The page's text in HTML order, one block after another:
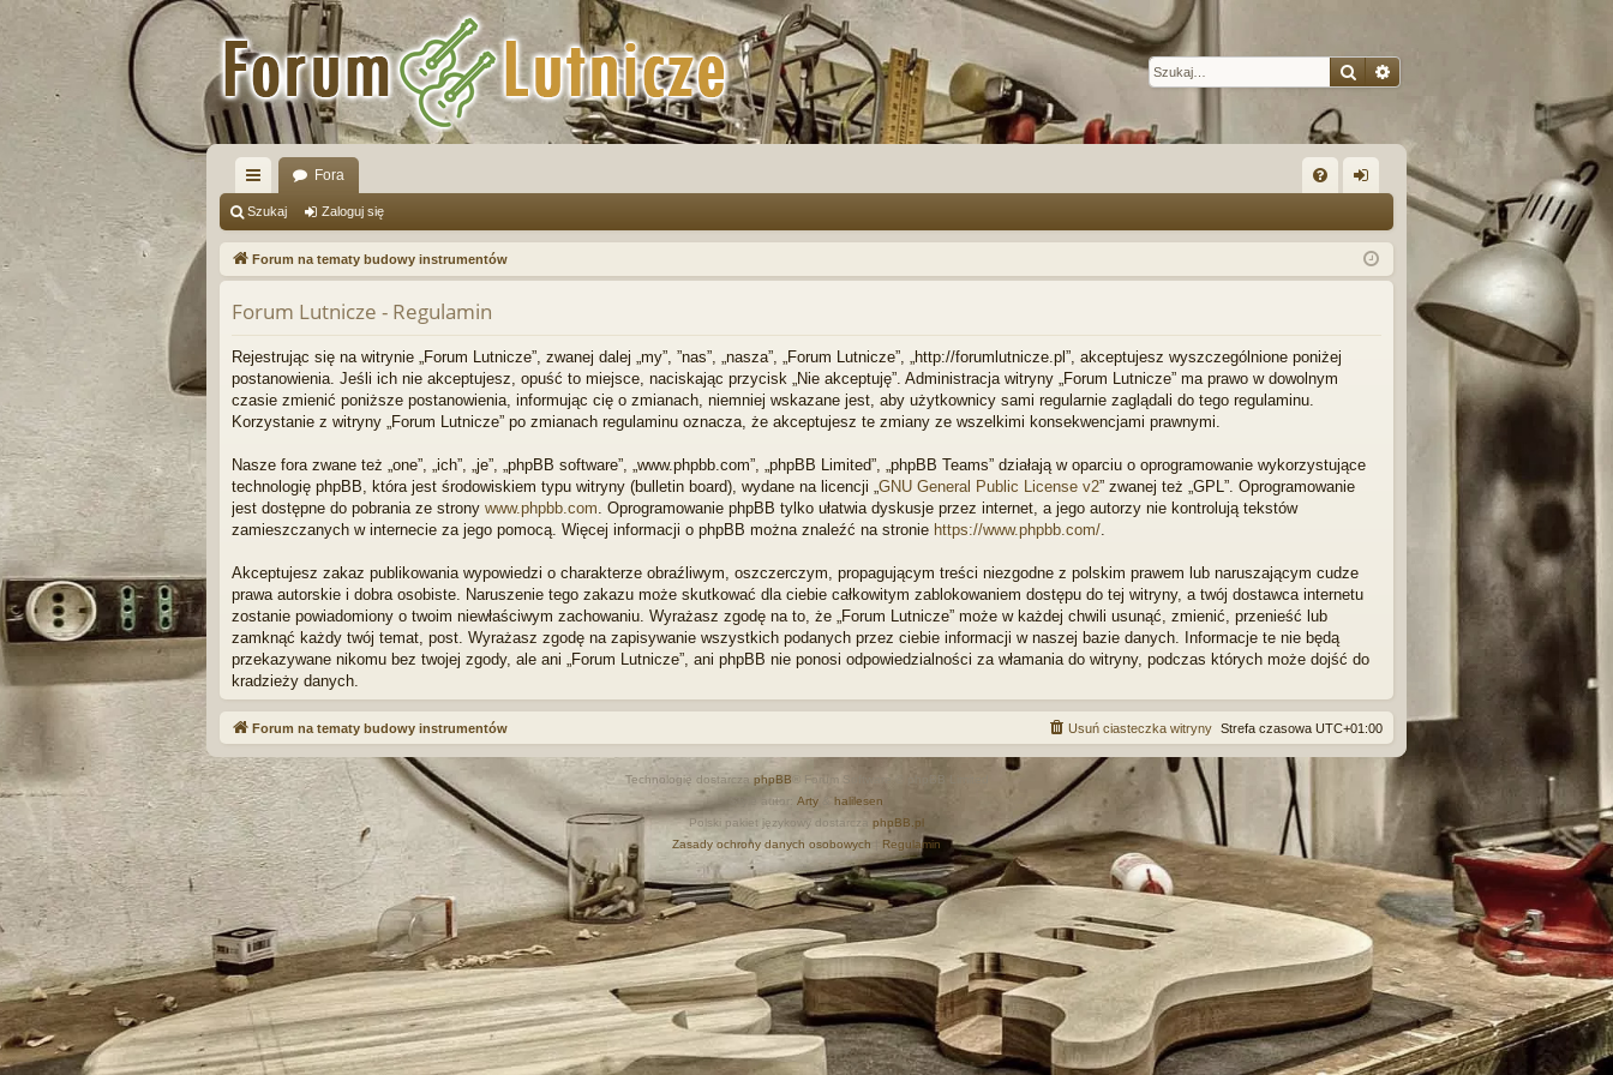
SzukajWyszukiwanie
W
ię
ce
j
…
Fora
Q og
uj
Szukaj Zaloguj się
Forum na tematy budowy instrumentów
Forum Lutnicze - Regulamin
Rejestrując się na witrynie „Forum Lutnicze”, zwanej dalej „my”, ”nas”, „nasza”, „Forum Lutnicze”, „http://forumlutnicze.pl”, akceptujesz wyszczególnione poniżej
postanowienia. Jeśli ich nie akceptujesz, opuść to miejsce, naciskając przycisk „Nie akceptuję”. Administracja witryny „Forum Lutnicze” ma prawo w dowolnym
czasie zmienić poniższe postanowienia, informując cię o zmianach, niemniej wskazane jest, aby użytkownicy sami regularnie zaglądali do tego regulaminu.
Korzystanie z witryny „Forum Lutnicze” po zmianach regulaminu oznacza, że akceptujesz te zmiany ze wszelkimi konsekwencjami prawnymi.
Nasze fora zwane też „one”, „ich”, „je”, „phpBB software”, „www.phpbb.com”, „phpBB Limited”, „phpBB Teams” działają w oparciu o oprogramowanie wykorzystujące
technologię phpBB, która jest środowiskiem typu witryny (bulletin board), wydane na licencji „ GNU General Public License v2” zwanej też „GPL”. Oprogramowanie
jest dostępne do pobrania ze strony www.phpbb.com . Oprogramowanie phpBB tylko ułatwia dyskusje przez internet, a jego autorzy nie kontrolują tekstów
zamieszczanych w internecie za jego pomocą. Więcej informacji o phpBB można znaleźć na stronie https://www.phpbb.com/
Akceptujesz zakaz publikowania wypowiedzi o charakterze obraźliwym, oszczerczym, propagującym treści niezgodne z polskim prawem lub naruszającym cudze
prawa autorskie i dobra osobiste. Naruszenie tego zakazu może skutkować dla ciebie całkowitym zablokowaniem dostępu do tej witryny, a twój dostawca internetu
zostanie powiadomiony o twoim niewłaściwym zachowaniu. Wyrażasz zgodę na to, że „Forum Lutnicze” może w każdej chwili usunąć, zmienić, przenieść lub
zamknąć każdy twój temat, post. Wyrażasz zgodę na zapisywanie wszystkich podanych przez ciebie informacji w naszej bazie danych. Informacje te nie będą
przekazywane nikomu bez twojej zgody, ale ani „Forum Lutnicze”, ani phpBB nie ponosi odpowiedzialności za włamania do witryny, podczas których może dojść do
kradzieży danych.
Forum na tematy budowy instrumentów Strefa czasowa UTC+01:00
Usuń ciasteczka witryny
Technologię dostarcza phpBB ® Forum Software © phpBB Limited
Style autor: Arty
halilesen
Polski pakiet językowy dostarcza phpBB.pl
Zasady ochrony danych osobowych
Regulamin